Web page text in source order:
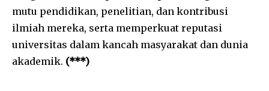
mutu pendidikan, penelitian, dan kontribusi
ilmiah mereka, serta memperkuat reputasi
universitas dalam kancah masyarakat dan dunia
akademik. (***)